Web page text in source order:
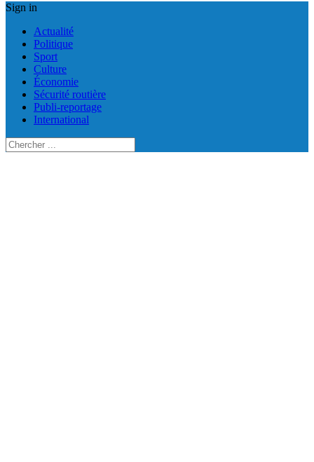
Sign in
Actualité
Politique
Sport
Culture
Économie
Sécurité routière
Publi-reportage
International